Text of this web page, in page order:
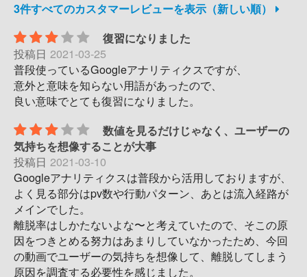
3件すべてのカスタマーレビューを表示（新しい順）
復習になりました
投稿日 2021-03-25
普段使っているGoogleアナリティクスですが、
意外と意味を知らない用語があったので、
良い意味でとても復習になりました。
数値を見るだけじゃなく、ユーザーの
気持ちを想像することが大事
投稿日 2021-03-10
Googleアナリティクスは普段から活用しておりますが、
よく見る部分はpv数や行動パターン、あとは流入経路が
メインでした。
離脱率はしかたないよな〜と考えていたので、そこの原
因をつきとめる努力はあまりしていなかったため、今回
の動画でユーザーの気持ちを想像して、離脱してしまう
原因を調査する必要性を感じました。